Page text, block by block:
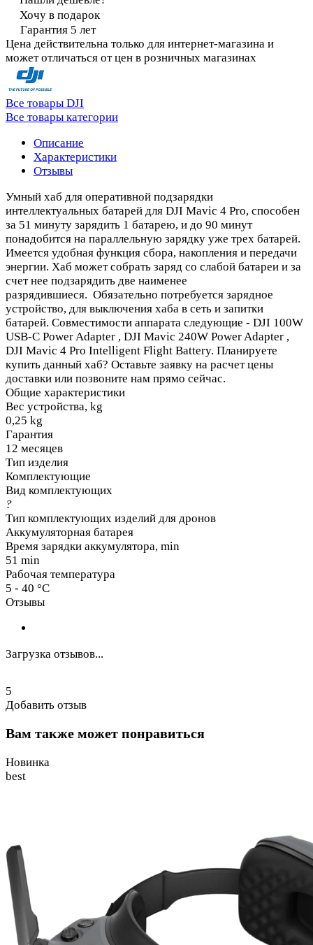
Хочу в подарок
Гарантия 5 лет
Цена действительна только для интернет-магазина и
может отличаться от цен в розничных магазинах
Все товары DJI
Все товары категории
Описание
Характеристики
Отзывы
Умный хаб для оперативной подзарядки
интеллектуальных батарей для DJI Mavic 4 Pro, способен
за 51 минуту зарядить 1 батарею, и до 90 минут
понадобится на параллельную зарядку уже трех батарей.
Имеется удобная функция сбора, накопления и передачи
энергии. Хаб может собрать заряд со слабой батареи и за
счет нее подзарядить две наименее
разрядившиеся. Обязательно потребуется зарядное
устройство, для выключения хаба в сеть и запитки
батарей. Совместимости аппарата следующие - DJI 100W
USB-C Power Adapter , DJI Mavic 240W Power Adapter ,
DJI Mavic 4 Pro Intelligent Flight Battery. Планируете
купить данный хаб? Оставьте заявку на расчет цены
доставки или позвоните нам прямо сейчас.
Общие характеристики
Вес устройства, kg
0,25 kg
Гарантия
12 месяцев
Тип изделия
Комплектующие
Вид комплектующих
?
Тип комплектующих изделий для дронов
Аккумуляторная батарея
Время зарядки аккумулятора, min
51 min
Рабочая температура
5 - 40 °C
Отзывы
Загрузка отзывов...
5
Добавить отзыв
Вам также может понравиться
Новинка
best